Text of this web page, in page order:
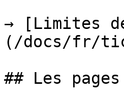
→ [Limites
(/docs/fr/
## Les